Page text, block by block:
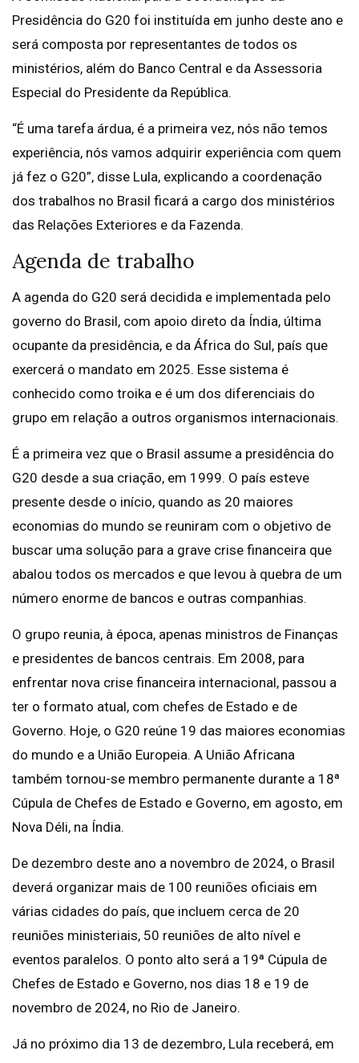
Presidência do G20 foi instituída em junho deste ano e
será composta por representantes de todos os
ministérios, além do Banco Central e da Assessoria
Especial do Presidente da República.
“É uma tarefa árdua, é a primeira vez, nós não temos
experiência, nós vamos adquirir experiência com quem
já fez o G20”, disse Lula, explicando a coordenação
dos trabalhos no Brasil ficará a cargo dos ministérios
das Relações Exteriores e da Fazenda.
Agenda de trabalho
A agenda do G20 será decidida e implementada pelo
governo do Brasil, com apoio direto da Índia, última
ocupante da presidência, e da África do Sul, país que
exercerá o mandato em 2025. Esse sistema é
conhecido como troika e é um dos diferenciais do
grupo em relação a outros organismos internacionais.
É a primeira vez que o Brasil assume a presidência do
G20 desde a sua criação, em 1999. O país esteve
presente desde o início, quando as 20 maiores
economias do mundo se reuniram com o objetivo de
buscar uma solução para a grave crise financeira que
abalou todos os mercados e que levou à quebra de um
número enorme de bancos e outras companhias.
O grupo reunia, à época, apenas ministros de Finanças
e presidentes de bancos centrais. Em 2008, para
enfrentar nova crise financeira internacional, passou a
ter o formato atual, com chefes de Estado e de
Governo. Hoje, o G20 reúne 19 das maiores economias
do mundo e a União Europeia. A União Africana
também tornou-se membro permanente durante a 18ª
Cúpula de Chefes de Estado e Governo, em agosto, em
Nova Déli, na Índia.
De dezembro deste ano a novembro de 2024, o Brasil
deverá organizar mais de 100 reuniões oficiais em
várias cidades do país, que incluem cerca de 20
reuniões ministeriais, 50 reuniões de alto nível e
eventos paralelos. O ponto alto será a 19ª Cúpula de
Chefes de Estado e Governo, nos dias 18 e 19 de
novembro de 2024, no Rio de Janeiro.
Já no próximo dia 13 de dezembro, Lula receberá, em